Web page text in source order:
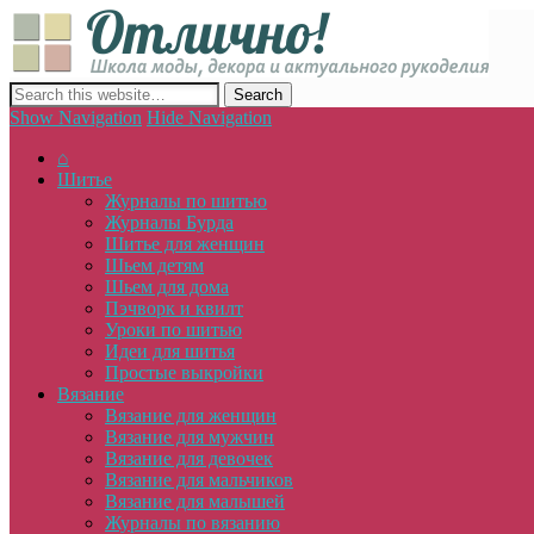
сайт о декоре, дизайне и моде, вязании, шитье и других видах
Show Navigation Hide Navigation
⌂
Шитье
Журналы по шитью
Журналы Бурда
Шитье для женщин
Шьем детям
Шьем для дома
Пэчворк и квилт
Уроки по шитью
Идеи для шитья
Простые выкройки
Вязание
Вязание для женщин
Вязание для мужчин
Вязание для девочек
Вязание для мальчиков
Вязание для малышей
Журналы по вязанию